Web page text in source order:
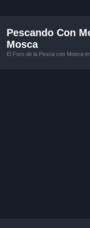
Pescando Con
Mosca
El Foro de la Pesca con Mosca